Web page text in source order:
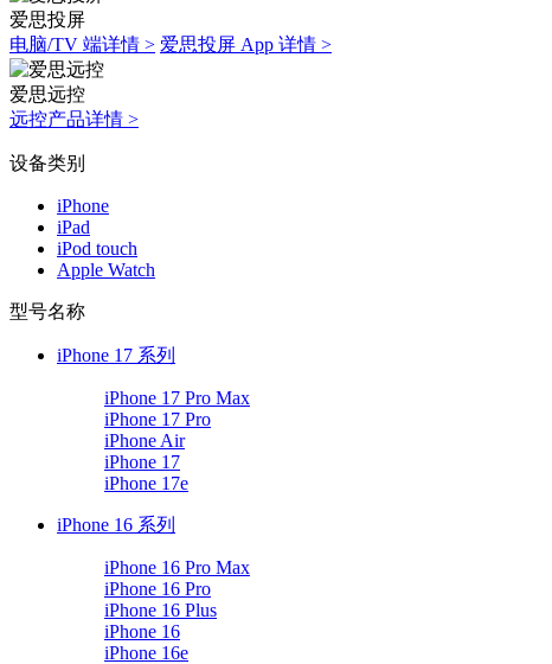
爱思投屏
电脑/TV 端详情 > 爱思投屏 App 详情 >
爱思远控
远控产品详情 >
设备类别
iPhone
iPad
iPod touch
Apple Watch
型号名称
iPhone 17 系列
iPhone 17 Pro Max
iPhone 17 Pro
iPhone Air
iPhone 17
iPhone 17e
iPhone 16 系列
iPhone 16 Pro Max
iPhone 16 Pro
iPhone 16 Plus
iPhone 16
iPhone 16e